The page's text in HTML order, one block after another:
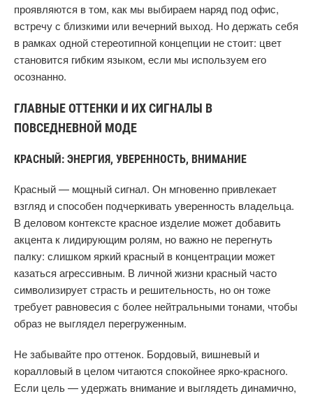
проявляются в том, как мы выбираем наряд под офис,
встречу с близкими или вечерний выход. Но держать себя
в рамках одной стереотипной концепции не стоит: цвет
становится гибким языком, если мы используем его
осознанно.
ГЛАВНЫЕ ОТТЕНКИ И ИХ СИГНАЛЫ В
ПОВСЕДНЕВНОЙ МОДЕ
КРАСНЫЙ: ЭНЕРГИЯ, УВЕРЕННОСТЬ, ВНИМАНИЕ
Красный — мощный сигнал. Он мгновенно привлекает
взгляд и способен подчеркивать уверенность владельца.
В деловом контексте красное изделие может добавить
акцента к лидирующим ролям, но важно не перегнуть
палку: слишком яркий красный в концентрации может
казаться агрессивным. В личной жизни красный часто
символизирует страсть и решительность, но он тоже
требует равновесия с более нейтральными тонами, чтобы
образ не выглядел перегруженным.
Не забывайте про оттенок. Бордовый, вишневый и
коралловый в целом читаются спокойнее ярко-красного.
Если цель — удержать внимание и выглядеть динамично,